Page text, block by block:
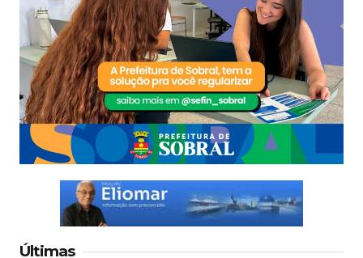
Últimas